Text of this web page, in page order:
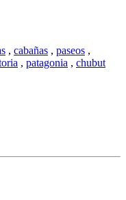
, cabañas , paseos ,
, patagonia , chubut